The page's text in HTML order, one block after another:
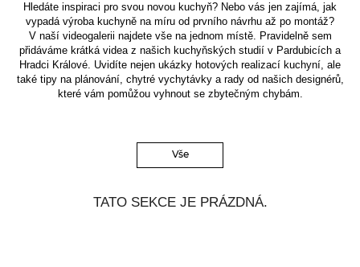
Hledáte inspiraci pro svou novou kuchyň? Nebo vás jen zajímá, jak
vypadá výroba kuchyně na míru od prvního návrhu až po montáž?
V naší videogalerii najdete vše na jednom místě. Pravidelně sem
přidáváme krátká videa z našich kuchyňských studií v Pardubicích a
Hradci Králové. Uvidíte nejen ukázky hotových realizací kuchyní, ale
také tipy na plánování, chytré vychytávky a rady od našich designérů,
které vám pomůžou vyhnout se zbytečným chybám.
Vše
TATO SEKCE JE PRÁZDNÁ.